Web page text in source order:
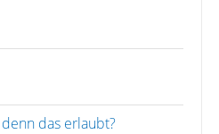
das erlaubt?